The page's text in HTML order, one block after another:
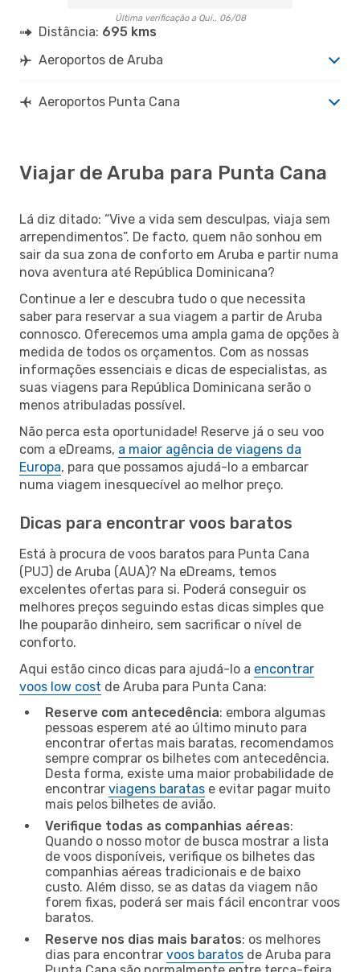
Última verificação a Qui., 06/08
Distância: 695 kms
Aeroportos de Aruba
Aeroportos Punta Cana
Viajar de Aruba para Punta Cana
Lá diz ditado: “Vive a vida sem desculpas, viaja sem
arrependimentos”. De facto, quem não sonhou em
sair da sua zona de conforto em Aruba e partir numa
nova aventura até República Dominicana?
Continue a ler e descubra tudo o que necessita
saber para reservar a sua viagem a partir de Aruba
connosco. Oferecemos uma ampla gama de opções à
medida de todos os orçamentos. Com as nossas
informações essenciais e dicas de especialistas, as
suas viagens para República Dominicana serão o
menos atribuladas possível.
Não perca esta oportunidade! Reserve já o seu voo
com a eDreams, a maior agência de viagens da
Europa, para que possamos ajudá-lo a embarcar
numa viagem inesquecível ao melhor preço.
Dicas para encontrar voos baratos
Está à procura de voos baratos para Punta Cana
(PUJ) de Aruba (AUA)? Na eDreams, temos
excelentes ofertas para si. Poderá conseguir os
melhores preços seguindo estas dicas simples que
lhe pouparão dinheiro, sem sacrificar o nível de
conforto.
Aqui estão cinco dicas para ajudá-lo a encontrar
voos low cost de Aruba para Punta Cana:
Reserve com antecedência: embora algumas
pessoas esperem até ao último minuto para
encontrar ofertas mais baratas, recomendamos
sempre comprar os bilhetes com antecedência.
Desta forma, existe uma maior probabilidade de
encontrar viagens baratas e evitar pagar muito
mais pelos bilhetes de avião.
Verifique todas as companhias aéreas:
Quando o nosso motor de busca mostrar a lista
de voos disponíveis, verifique os bilhetes das
companhias aéreas tradicionais e de baixo
custo. Além disso, se as datas da viagem não
forem fixas, poderá ser mais fácil encontrar voos
baratos.
Reserve nos dias mais baratos: os melhores
dias para encontrar voos baratos de Aruba para